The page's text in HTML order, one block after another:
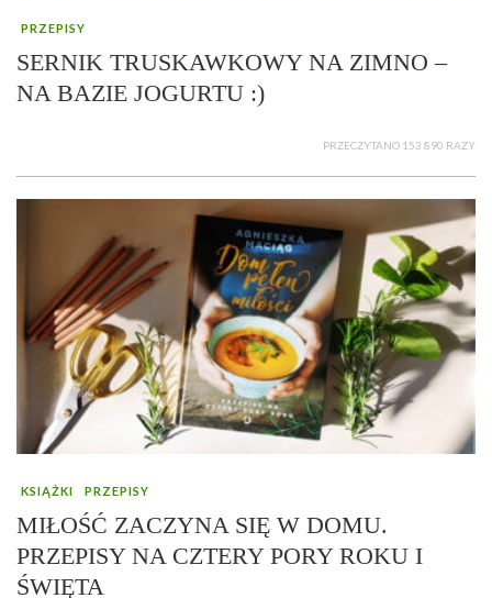
PRZEPISY
SERNIK TRUSKAWKOWY NA ZIMNO –
NA BAZIE JOGURTU :)
PRZECZYTANO 153 890 RAZY
KSIĄŻKI PRZEPISY
MIŁOŚĆ ZACZYNA SIĘ W DOMU.
PRZEPISY NA CZTERY PORY ROKU I
ŚWIĘTA